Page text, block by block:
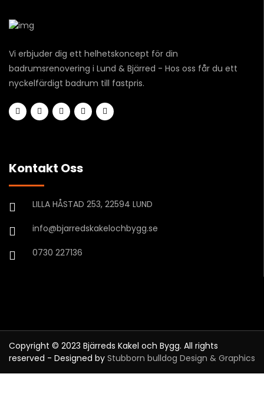
Vi erbjuder dig ett helhetskoncept för din
badrumsrenovering i Lund & Bjärred - Hos oss får du ett
nyckelfärdigt badrum till fastpris.
Kontakt Oss
LILLA HÅSTAD 253, 22594 LUND
info@bjarredskakelochbygg.se
0730 227136
Copyright © 2023 Bjärreds Kakel och Bygg. All rights
reserved - Designed by Stubborn bulldog Design & Graphics